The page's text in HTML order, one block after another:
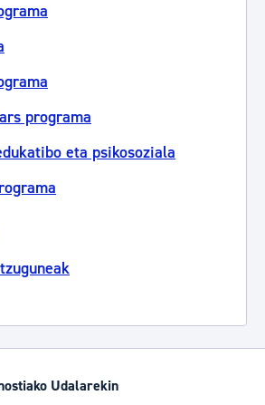
programa
eta psikosoziala
Udalarekin